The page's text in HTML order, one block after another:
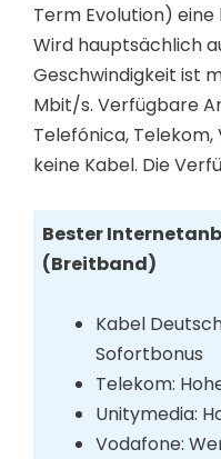
Term Evolution)
Wird hauptsächlich
Geschwindigkeit ist
Mbit/s. Verfügbare
Telefónica, Telekom,
keine Kabel. Die
Bester
(Breitband)
Kabel
Sofortbonus
Telekom:
Unitymedia:
Vodafone: